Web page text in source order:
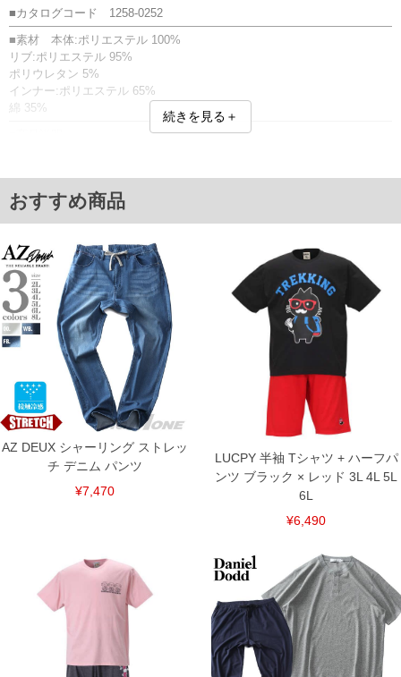
■カタログコード 1258-0252
■素材 本体:ポリエステル 100%
リブ:ポリエステル 95%
ポリウレタン 5%
インナー:ポリエステル 65%
綿 35%
素材のTシャツ。
Tシャツ：プリント(ラバー)／バックデザイン無
アンサンブル
■サイズ表
[アウター]
サイズ/バスト/総丈/裾周り/肩幅/袖丈/アームホール/袖口
3L/136/78/110/60/29/62/48
4L/146/80/120/62/30/66/48
5L/156/82/130/64/31/70/50
6L/166/84/140/66/32/74/50
8L/186/88/160/70/34/82/52
[インナー]
サイズ/バスト/総丈/裾周り/肩幅/袖丈/アームホール/袖口
3L/130/78/130/58/24/60/42
4L/140/80/140/60/25/64/44
5L/150/82/150/62/26/68/44
※【返品交換について】
返品交換希望の方は、商品到着後1週間以内にご連絡ください。
下着(肌着)やワイシャツは商品の性質上、返品交換不可とさせて頂いております。予め
裾上げ料金は500円+税となります。
備考欄に股下●cmとご記入下さい。（裾上げ無料対象商品は1本につき税込6,000円以
続きを見る＋
おすすめ商品
AZ DEUX シャーリング ストレッ
チ デニム パンツ
¥7,470
LUCPY 半袖 Tシャツ + ハーフパ
ンツ ブラック × レッド 3L 4L 5L
6L
¥6,490